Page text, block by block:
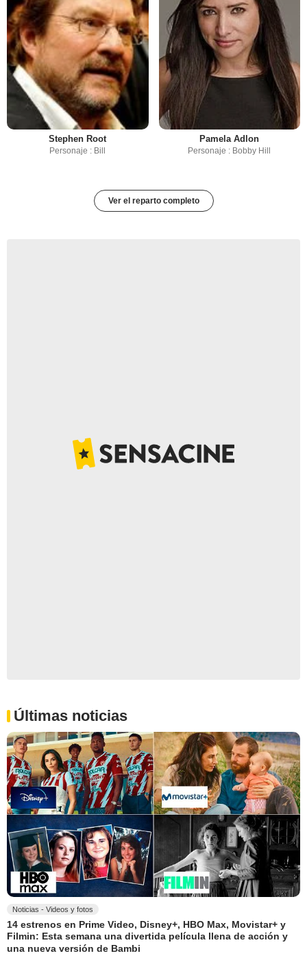
Stephen Root
Personaje : Bill
Pamela Adlon
Personaje : Bobby Hill
Ver el reparto completo
Últimas noticias
Noticias - Videos y fotos
14 estrenos en Prime Video, Disney+, HBO Max, Movistar+ y
Filmin: Esta semana una divertida película llena de acción y
una nueva versión de Bambi